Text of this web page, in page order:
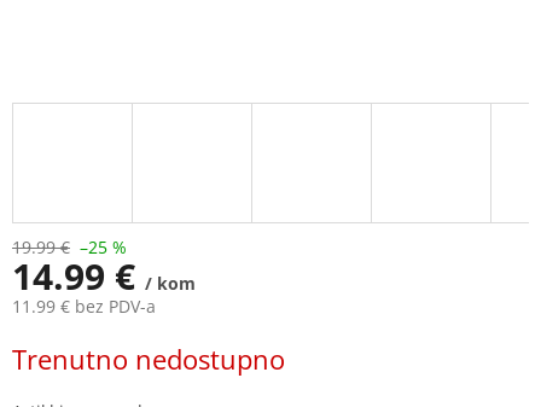
19.99 € –25 %
14.99 € / kom
11.99 € bez PDV-a
price:
Trenutno nedostupno